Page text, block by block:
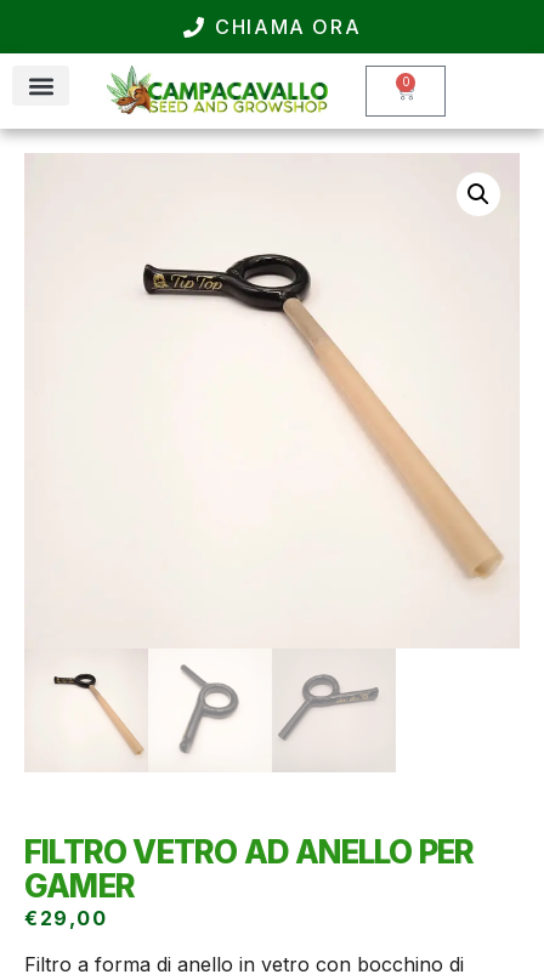
CHIAMA ORA
0
FILTRO VETRO AD ANELLO PER
GAMER
€ 29,00
Filtro a forma di anello in vetro con bocchino di